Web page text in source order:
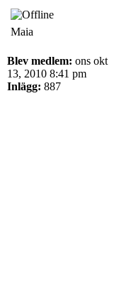
Maia
Blev medlem: ons okt
13, 2010 8:41 pm
Inlägg: 887